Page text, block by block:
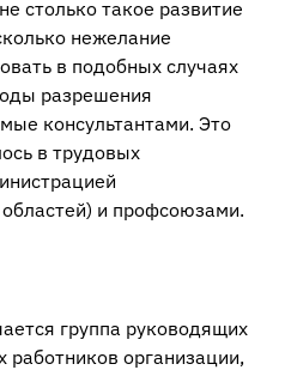
столько такое развитие
нежелание
в подобных случаях
разрешения
консультантами. Это
в трудовых
и профсоюзами.
группа руководящих
работников организации,